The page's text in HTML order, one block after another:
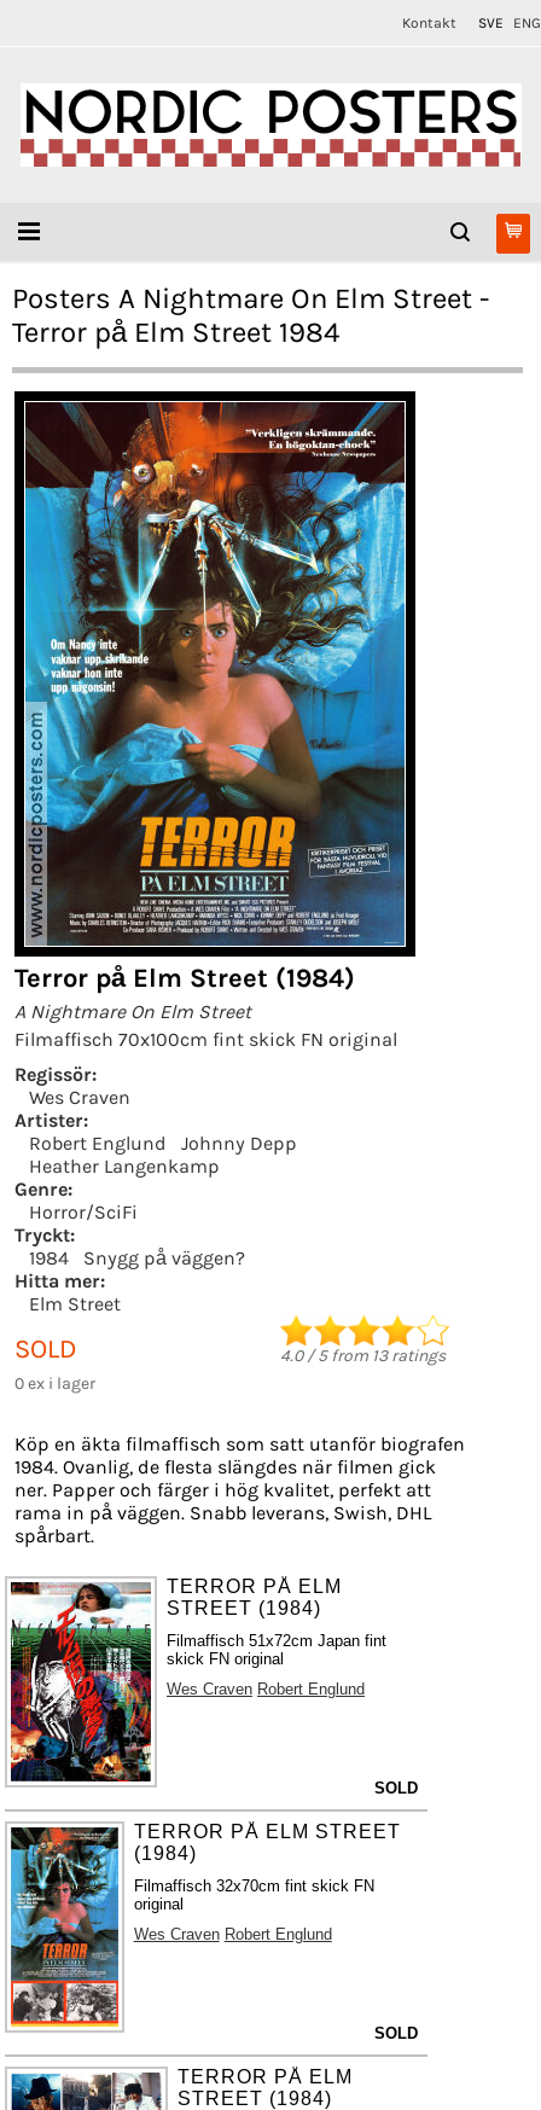
Kontakt SVE ENG
Posters A Nightmare On Elm Street -
Terror på Elm Street 1984
Terror på Elm Street (1984)
A Nightmare On Elm Street
Filmaffisch 70x100cm fint skick FN original
Regissör:
Wes Craven
Artister:
Robert Englund
Johnny Depp
Heather Langenkamp
Genre:
Horror/SciFi
Tryckt:
1984
Snygg på väggen?
Hitta mer:
Elm Street
SOLD
0 ex i lager
4.0/5from 13ratings
Köp en äkta filmaffisch som satt utanför biografen
1984. Ovanlig, de flesta slängdes när filmen gick
ner. Papper och färger i hög kvalitet, perfekt att
rama in på väggen. Snabb leverans, Swish, DHL
spårbart.
TERROR PÅ ELM
STREET (1984)
Filmaffisch 51x72cm Japan fint
skick FN original
Wes Craven Robert Englund
SOLD
TERROR PÅ ELM STREET
(1984)
Filmaffisch 32x70cm fint skick FN
original
Wes Craven Robert Englund
SOLD
TERROR PÅ ELM
STREET (1984)